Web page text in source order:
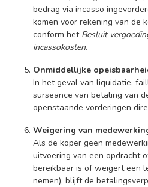
bedrag via incasso
komen voor rekening van de
conform het Besluit
incassokosten.
Onmiddellijke
In het geval van liquidatie,
surseance van betaling van
openstaande vorderingen
Weigering van
Als de koper geen
uitvoering van een opdracht
bereikbaar is of weigert een
nemen), blijft de